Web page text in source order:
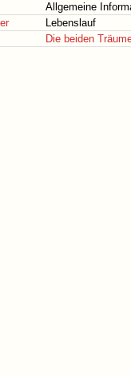
Allgemeine
Lebenslauf
Die beiden